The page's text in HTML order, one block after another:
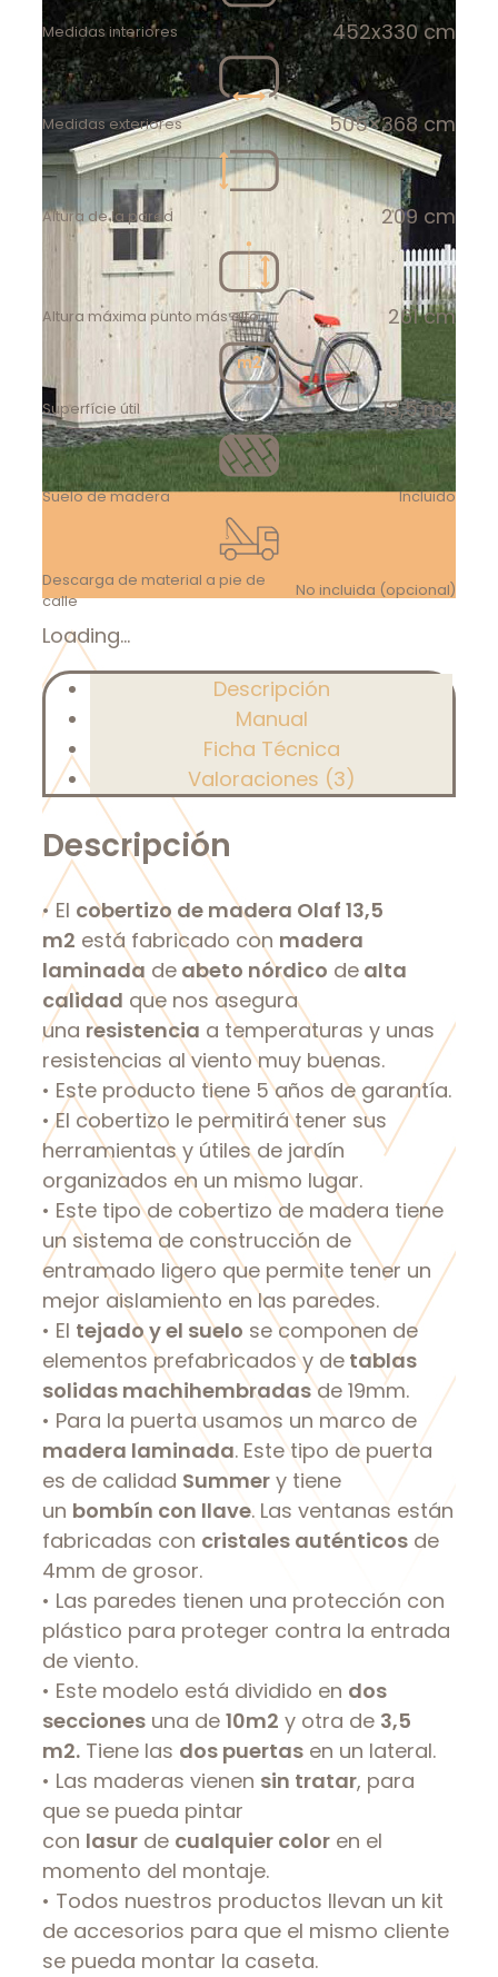
Medidas interiores 452x330 cm
Medidas exteriores 505×368 cm
Altura de la pared 209 cm
Altura máxima punto más alto 261 cm
Superfície útil 13,5 m2
Suelo de madera Incluido
Descarga de material a pie de
calle
No incluida (opcional)
Loading...
Descripción
Manual
Ficha Técnica
Valoraciones (3)
Descripción
• El cobertizo de madera Olaf 13,5
m2 está fabricado con madera
laminada de abeto nórdico de alta
calidad que nos asegura
una resistencia a temperaturas y unas
resistencias al viento muy buenas.
• Este producto tiene 5 años de garantía.
• El cobertizo le permitirá tener sus
herramientas y útiles de jardín
organizados en un mismo lugar.
• Este tipo de cobertizo de madera tiene
un sistema de construcción de
entramado ligero que permite tener un
mejor aislamiento en las paredes.
• El tejado y el suelo se componen de
elementos prefabricados y de tablas
solidas machihembradasde 19mm.
• Para la puerta usamos un marco de
madera laminada. Este tipo de puerta
es de calidad Summer y tiene
un bombín con llave. Las ventanas están
fabricadas con cristales auténticos de
4mm de grosor.
• Las paredes tienen una protección con
plástico para proteger contra la entrada
de viento.
• Este modelo está dividido en dos
secciones una de 10m2 y otra de 3,5
m2. Tiene las dos puertas en un lateral.
• Las maderas vienen sin tratar, para
que se pueda pintar
con lasur de cualquier color en el
momento del montaje.
• Todos nuestros productos llevan un kit
de accesorios para que el mismo cliente
se pueda montar la caseta.